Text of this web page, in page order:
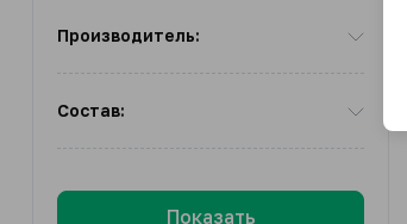
Производитель:
Состав:
Показать